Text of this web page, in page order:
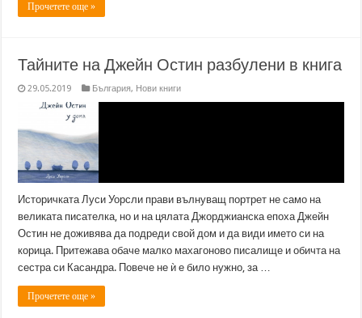
Прочетете още »
Тайните на Джейн Остин разбулени в книга
29.05.2019 България, Нови книги
Историчката Луси Уорсли прави вълнуващ портрет не само на
великата писателка, но и на цялата Джорджианска епоха Джейн
Остин не доживява да подреди свой дом и да види името си на
корица. Притежава обаче малко махагоново писалище и обичта на
сестра си Касандра. Повече не ѝ е било нужно, за …
Прочетете още »